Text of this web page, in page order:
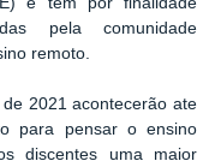
pela comunidade
remoto.
2021 acontecerão ate
para pensar o ensino
discentes uma maior